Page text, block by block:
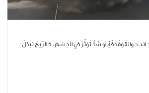
والقُوّةُ دَفْعٌ أو شَدٌّ تُؤثِّرُ في الجِسْم. فالرِّيحُ تبذلُ